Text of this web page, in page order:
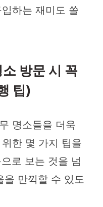
하는 재미도 쏠
방문 시 꼭
팁)
명소들을 더욱
한 몇 가지 팁을
로 보는 것을 넘
을 만끽할 수 있도